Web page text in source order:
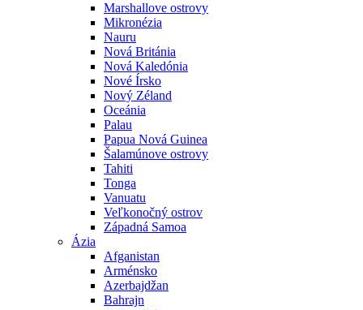
Marshallove ostrovy
Mikronézia
Nauru
Nová Británia
Nová Kaledónia
Nové Írsko
Nový Zéland
Oceánia
Palau
Papua Nová Guinea
Šalamúnove ostrovy
Tahiti
Tonga
Vanuatu
Veľkonočný ostrov
Západná Samoa
Ázia
Afganistan
Arménsko
Azerbajdžan
Bahrajn